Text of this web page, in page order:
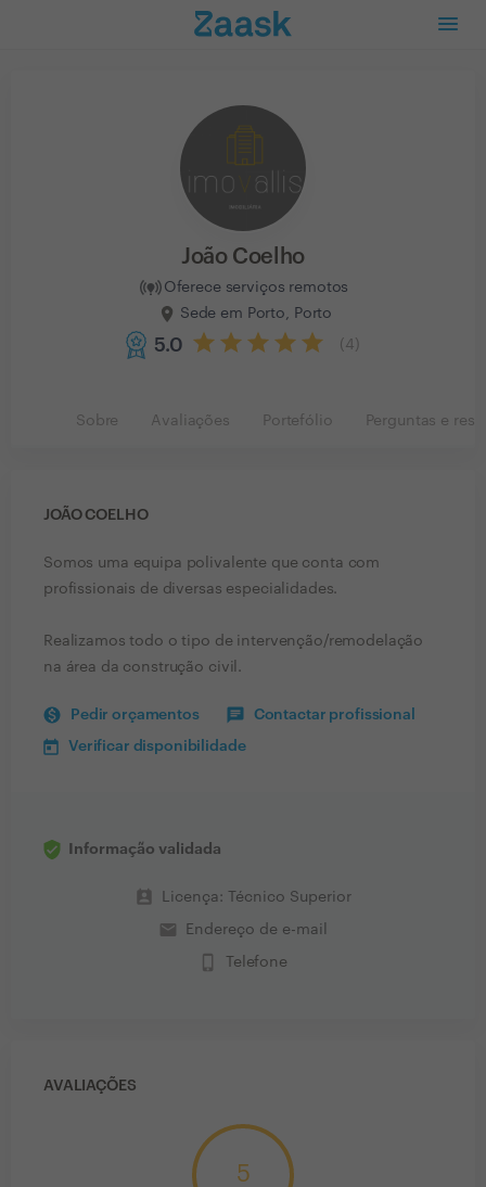
João Coelho
Oferece serviços remotos
Sede em Porto, Porto
5.0 4
Sobre Avaliações Portefólio Perguntas e
JOÃO COELHO
Somos uma equipa polivalente que conta com
profissionais de diversas especialidades.
Realizamos todo o tipo de intervenção/remodelação
na área da construção civil.
Pedir orçamentos Contactar profissional
Verificar disponibilidade
Informação validada
perm_contact_calendar Licença: Técnico Superior
email Endereço de e-mail
phone_iphone Telefone
AVALIAÇÕES
5